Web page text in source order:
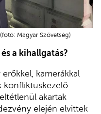
Magyar Szövetség)
a kihallgatás?
kamerákkal
konfliktuskezelő
akartak
elején elvittek